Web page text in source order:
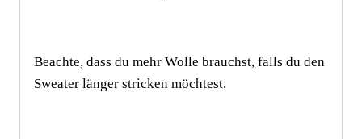
Beachte, dass du mehr Wolle brauchst, falls du den
Sweater länger stricken möchtest.